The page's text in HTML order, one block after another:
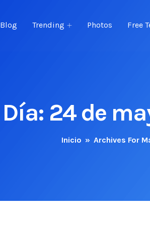
Blog Trending Photos Free
Día: 24 de
Inicio » Archives For